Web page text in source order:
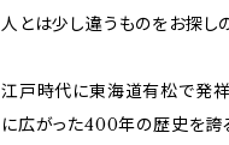
人とは少し違うものをお探し
江戸時代に東海道有松で発祥
に広がった400年の歴史を誇